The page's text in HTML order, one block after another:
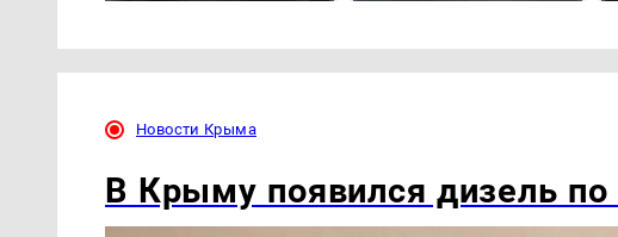
Новости Крыма
В Крыму появился дизель